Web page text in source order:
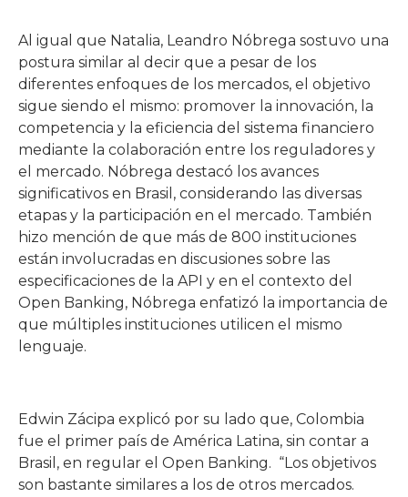
Al igual que Natalia, Leandro Nóbrega sostuvo una
postura similar al decir que a pesar de los
diferentes enfoques de los mercados, el objetivo
sigue siendo el mismo: promover la innovación, la
competencia y la eficiencia del sistema financiero
mediante la colaboración entre los reguladores y
el mercado. Nóbrega destacó los avances
significativos en Brasil, considerando las diversas
etapas y la participación en el mercado. También
hizo mención de que más de 800 instituciones
están involucradas en discusiones sobre las
especificaciones de la API y en el contexto del
Open Banking, Nóbrega enfatizó la importancia de
que múltiples instituciones utilicen el mismo
lenguaje.
Edwin Zácipa explicó por su lado que, Colombia
fue el primer país de América Latina, sin contar a
Brasil, en regular el Open Banking. “Los objetivos
son bastante similares a los de otros mercados.